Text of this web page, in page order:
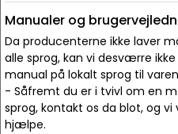
Manualer og
Da producenterne ikke laver
alle sprog, kan vi desværre
manual på lokalt sprog til
- Såfremt du er i tvivl om en
sprog, kontakt os da blot, og
hjælpe.